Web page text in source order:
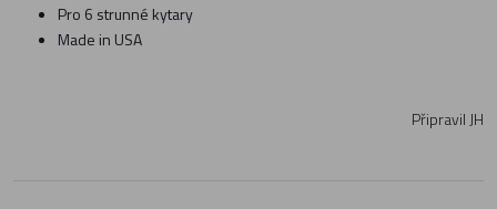
Pro 6 strunné kytary
Made in USA
Připravil JH